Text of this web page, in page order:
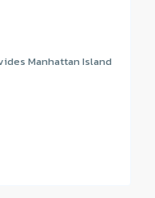
Manhattan Island